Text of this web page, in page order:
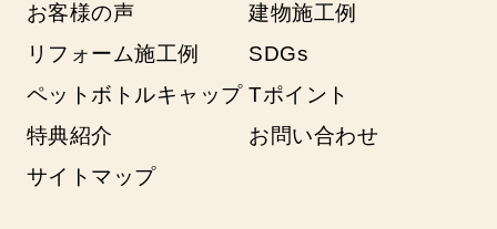
お客様の声
建物施工例
リフォーム施工例
SDGs
ペットボトルキャップ Tポイント
特典紹介
お問い合わせ
サイトマップ